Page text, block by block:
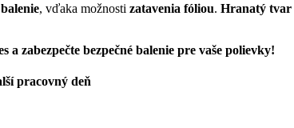
, vďaka možnosti zatavenia fóliou. Hranatý tvar
zabezpečte bezpečné balenie pre vaše polievky!
pracovný deň